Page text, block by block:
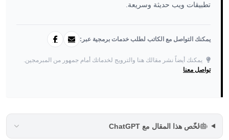
تطبيقات ويب حديثة وسريعة.
يمكنك التواصل مع الكاتب لطلب خدمات برمجية عبر:
يمكنك أيضاً نشر مقالك هنا والترويج لخدماتك أمام جمهور من المبرمجين.
تواصل معنا
لخّص هذا المقال مع ChatGPT